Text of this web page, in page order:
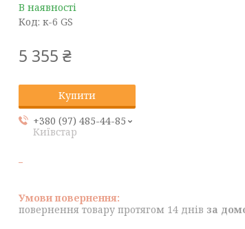
В наявності
Код: к-6 GS
5 355 ₴
Купити
+380 (97) 485-44-85
Київстар
повернення товару протягом 14 днів за